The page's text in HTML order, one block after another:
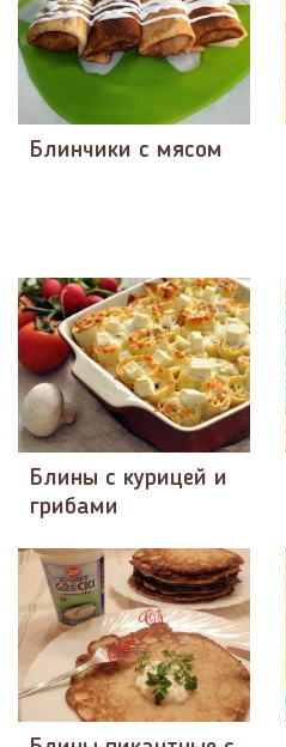
Блинчики с мясом
Блины с курицей и
грибами